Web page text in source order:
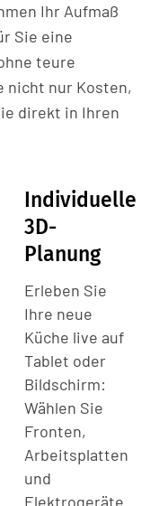
Ihr Aufmaß
Sie eine
teure
nicht nur Kosten,
direkt in Ihren
Individuelle
3D-
Planung
Erleben Sie
Ihre neue
Küche live auf
Tablet oder
Bildschirm:
Wählen Sie
Fronten,
Arbeitsplatten
und
Elektrogeräte.